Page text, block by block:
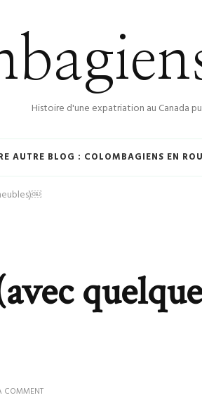
Histoire d'une expatriation au Canada
AUTRE BLOG : COLOMBAGIENS EN
COMMENTON